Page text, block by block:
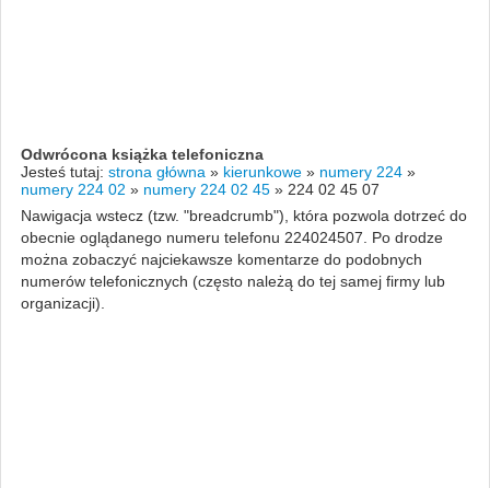
Odwrócona książka telefoniczna
Jesteś tutaj: strona główna » kierunkowe » numery 224 »
numery 224 02 » numery 224 02 45 » 224 02 45 07
Nawigacja wstecz (tzw. "breadcrumb"), która pozwola dotrzeć do
obecnie oglądanego numeru telefonu 224024507. Po drodze
można zobaczyć najciekawsze komentarze do podobnych
numerów telefonicznych (często należą do tej samej firmy lub
organizacji).